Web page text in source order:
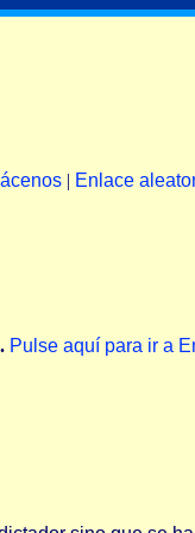
| Enlace
Pulse aquí para ir a